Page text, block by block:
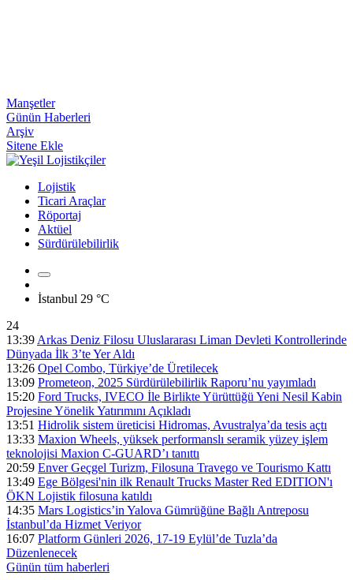
Manşetler
Günün Haberleri
Arşiv
Sitene Ekle
Lojistik
Ticari Araçlar
Röportaj
Aktüel
Sürdürülebilirlik
İstanbul 29 °C
24
13:39 Arkas Deniz Filosu Uluslararası Liman Devleti Kontrollerinde
Dünyada İlk 3’te Yer Aldı
13:26 Opel Combo, Türkiye’de Üretilecek
13:09 Prometeon, 2025 Sürdürülebilirlik Raporu’nu yayımladı
15:20 Ford Trucks, IVECO İle Birlikte Yürüttüğü Yeni Nesil Kabin
Projesine Yönelik Yatırımını Açıkladı
13:51 Hidrolik sistem üreticisi Hidromas, Avustralya’da tesis açtı
13:33 Maxion Wheels, yüksek performanslı seramik yüzey işlem
teknolojisi Maxion C-GUARD’ı tanıttı
20:59 Enver Geçgel Turizm, Filosuna Travego ve Tourismo Kattı
13:49 Ege Bölgesi'nin ilk Renault Trucks Master Red EDITION'ı
ÖKN Lojistik filosuna katıldı
14:35 Mars Logistics’in Yalova Gümrüğüne Bağlı Antreposu
İstanbul’da Hizmet Veriyor
16:07 Platform Günleri 2026, 17-19 Eylül’de Tuzla’da
Düzenlenecek
Günün tüm haberleri